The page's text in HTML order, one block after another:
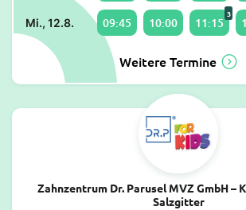
Mi., 12.8. 09:45 10:00 11:15
3
Weitere Termine
Zahnzentrum Dr. Parusel MVZ GmbH –
Salzgitter